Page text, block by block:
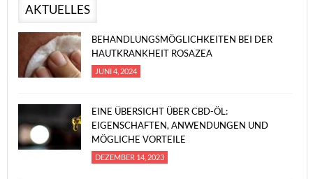
AKTUELLES
BEHANDLUNGSMÖGLICHKEITEN BEI DER
HAUTKRANKHEIT ROSAZEA
JUNI 4, 2024
EINE ÜBERSICHT ÜBER CBD-ÖL:
EIGENSCHAFTEN, ANWENDUNGEN UND
MÖGLICHE VORTEILE
DEZEMBER 14, 2023